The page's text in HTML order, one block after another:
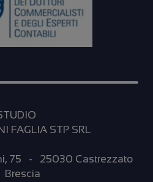
FAGLIA STP SRL
75 - 25030 Castrezzato
che